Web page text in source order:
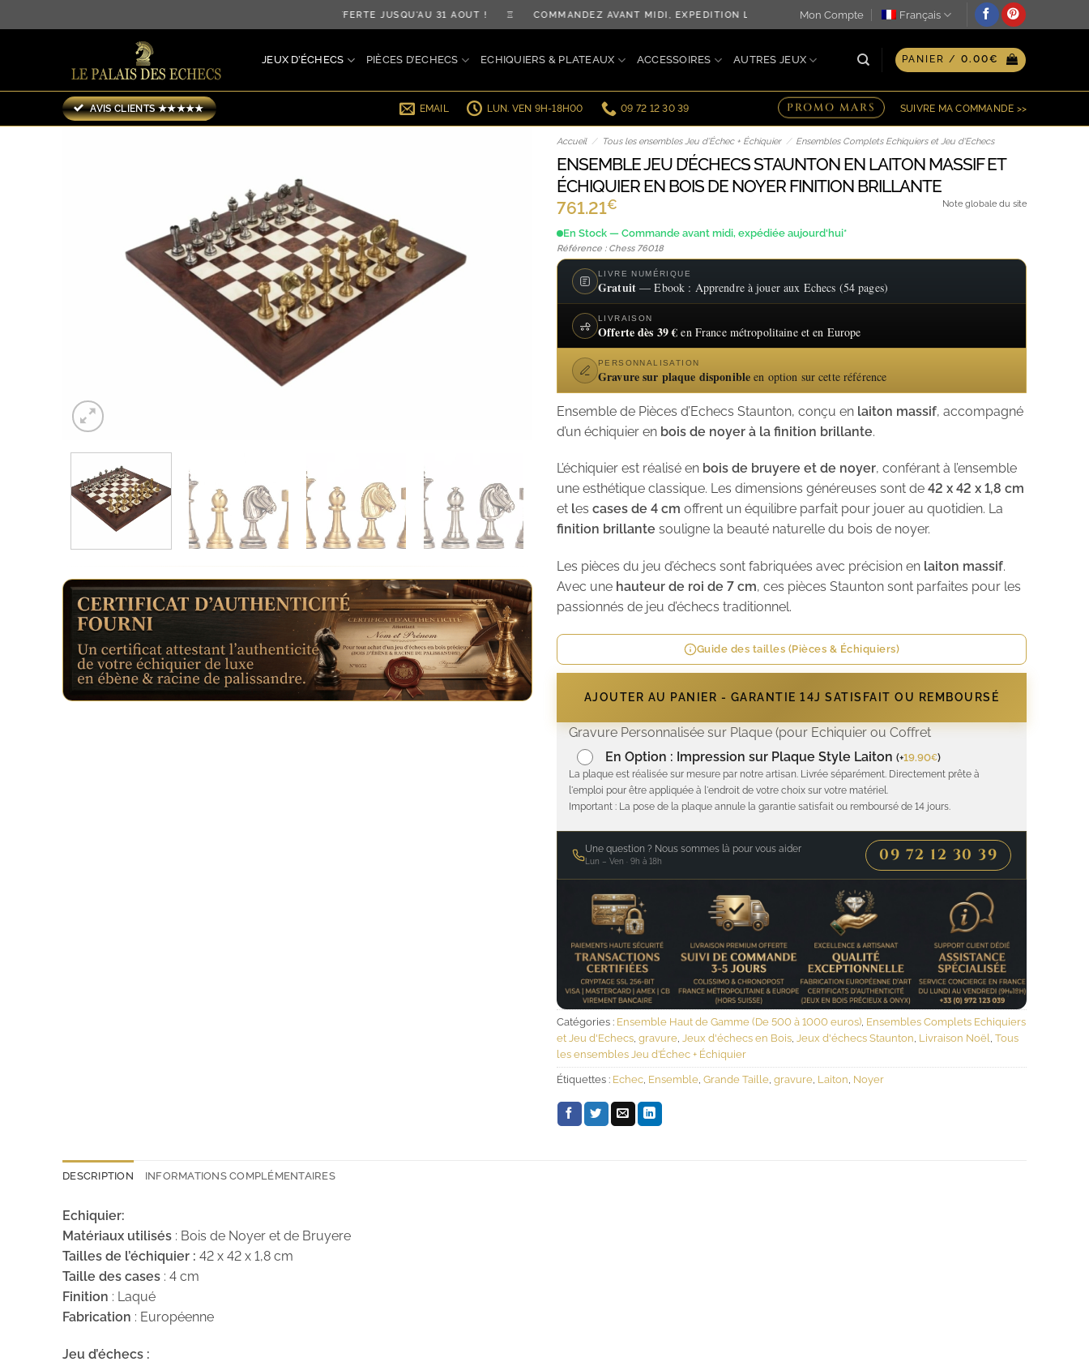
au
LIVRAISON OFFERTE JUSQU'AU 31 AOÛT ! ♖ COMMANDEZ AVANT MIDI, EXPÉDITION LE JOUR MÊME ♖ OPTION GRAVURE PERSONNALISÉE
Mon Compte Français
JEUX D’ÉCHECS PIÈCES D’ECHECS ECHIQUIERS & PLATEAUX ACCESSOIRES AUTRES JEUX PANIER / 0.00€
AVIS CLIENTS ★★★★★ EMAIL LUN. VEN 9H-18H00 09 72 12 30 39 PROMO MARS SUIVRE MA COMMANDE >>
Accueil / Tous les ensembles Jeu d’Échec + Échiquier / Ensembles Complets Echiquiers et Jeu d'Echecs
ENSEMBLE JEU D’ÉCHECS STAUNTON EN LAITON MASSIF ET
ÉCHIQUIER EN BOIS DE NOYER FINITION BRILLANTE
761.21€
En Stock — Commande avant midi, expédiée aujourd'hui*
Référence : Chess 76018
Note globale du site
LIVRE NUMÉRIQUE
Gratuit— Ebook : Apprendre à jouer aux Echecs (54 pages)
LIVRAISON
Offerte dès 39 € en France métropolitaine et en Europe
PERSONNALISATION
Gravure sur plaque disponible en option sur cette référence
Ensemble de Pièces d’Echecs Staunton, conçu en laiton massif, accompagné
d’un échiquier en bois de noyer à la finition brillante.
L’échiquier est réalisé en bois de bruyere et de noyer, conférant à l’ensemble
une esthétique classique. Les dimensions généreuses sont de 42 x 42 x 1,8 cm
et les cases de 4 cm offrent un équilibre parfait pour jouer au quotidien. La
finition brillante souligne la beauté naturelle du bois de noyer.
Les pièces du jeu d’échecs sont fabriquées avec précision en laiton massif.
Avec une hauteur de roi de 7 cm, ces pièces Staunton sont parfaites pour les
passionnés de jeu d’échecs traditionnel.
Guide des tailles (Pièces & Échiquiers)
AJOUTER AU PANIER - GARANTIE 14J SATISFAIT OU REMBOURSÉ
Gravure Personnalisée sur Plaque (pour Echiquier ou Coffret
En Option : Impression sur Plaque Style Laiton (+19.90€)
La plaque est réalisée sur mesure par notre artisan. Livrée séparément. Directement prête à
l'emploi pour être appliquée à l'endroit de votre choix sur votre matériel.
Important : La pose de la plaque annule la garantie satisfait ou remboursé de 14 jours.
Une question ? Nous sommes là pour vous aider
Lun – Ven · 9h à 18h 09 72 12 30 39
Catégories : Ensemble Haut de Gamme (De 500 à 1000 euros) Ensembles Complets Echiquiers
et Jeu d'Echecs gravure Jeux d'échecs en Bois Jeux d'échecs Staunton Livraison Noël Tous
les ensembles Jeu d’Échec + Échiquier
Étiquettes : Echec Ensemble Grande Taille gravure Laiton Noyer
DESCRIPTION INFORMATIONS COMPLÉMENTAIRES
Echiquier:
Matériaux utilisés : Bois de Noyer et de Bruyere
Tailles de l’échiquier : 42 x 42 x 1,8 cm
Taille des cases : 4 cm
Finition : Laqué
Fabrication : Européenne
Jeu d’échecs :